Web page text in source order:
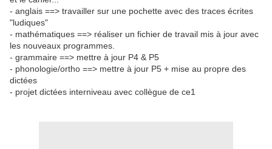
- anglais ==> travailler sur une pochette avec des traces écrites
"ludiques"
- mathématiques ==> réaliser un fichier de travail mis à jour avec
les nouveaux programmes.
- grammaire ==> mettre à jour P4 & P5
- phonologie/ortho ==> mettre à jour P5 + mise au propre des
dictées
- projet dictées interniveau avec collègue de ce1